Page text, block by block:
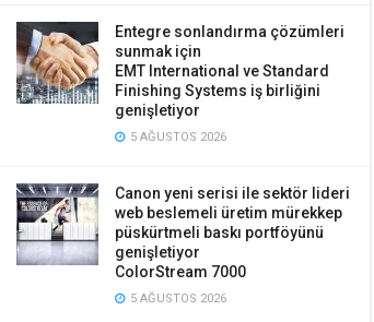
Entegre sonlandırma çözümleri
sunmak için
EMT International ve Standard
Finishing Systems iş birliğini
genişletiyor
5 AĞUSTOS 2026
Canon yeni serisi ile sektör lideri
web beslemeli üretim mürekkep
püskürtmeli baskı portföyünü
genişletiyor
ColorStream 7000
5 AĞUSTOS 2026